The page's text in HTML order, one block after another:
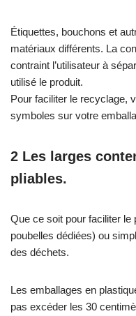
Étiquettes, bouchons et
matériaux différents. La
contraint l’utilisateur à
utilisé le produit.
Pour faciliter le recyclage,
symboles sur votre
2 Les larges
pliables.
Que ce soit pour faciliter
poubelles dédiées) ou
des déchets.
Les emballages en
pas excéder les 30